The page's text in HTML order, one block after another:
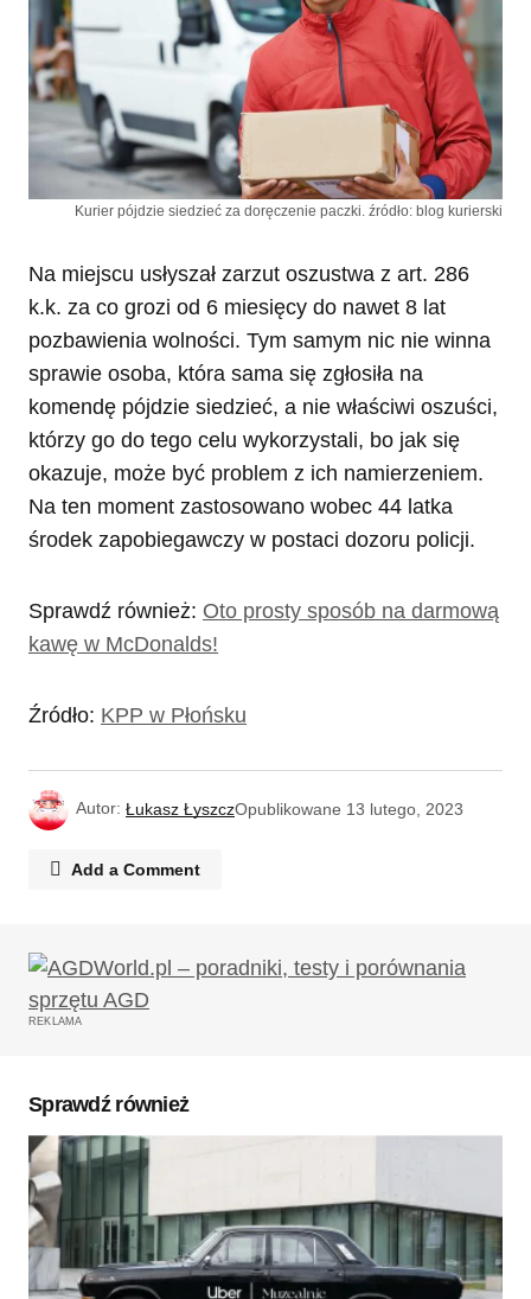
Kurier pójdzie siedzieć za doręczenie paczki. źródło: blog kurierski
Na miejscu usłyszał zarzut oszustwa z art. 286
k.k. za co grozi od 6 miesięcy do nawet 8 lat
pozbawienia wolności. Tym samym nic nie winna
sprawie osoba, która sama się zgłosiła na
komendę pójdzie siedzieć, a nie właściwi oszuści,
którzy go do tego celu wykorzystali, bo jak się
okazuje, może być problem z ich namierzeniem.
Na ten moment zastosowano wobec 44 latka
środek zapobiegawczy w postaci dozoru policji.
Sprawdź również: Oto prosty sposób na darmową
kawę w McDonalds!
Źródło: KPP w Płońsku
Autor: Łukasz ŁyszczOpublikowane 13 lutego, 2023
Add a Comment
Twój adres email nie zostanie opublikowany.
Wymagane pola są oznaczone
Twoję imię
Twój adres e-mail*
REKLAMA
Sprawdź również